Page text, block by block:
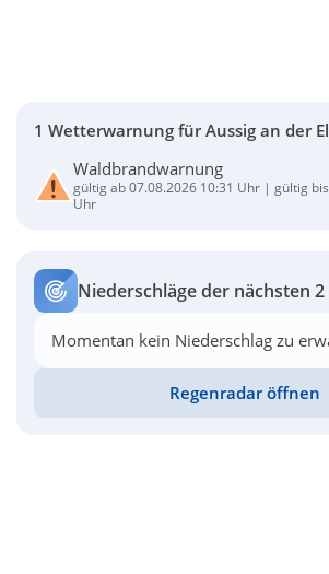
1 Wetterwarnung für Aussig an der
Waldbrandwarnung
gültig ab 07.08.2026 10:31 Uhr | gültig
Uhr
Niederschläge der nächsten
Momentan kein Niederschlag zu
Regenradar öffnen